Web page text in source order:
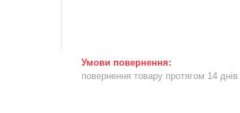
повернення товару протягом 14 днів